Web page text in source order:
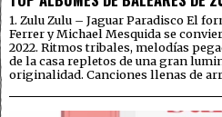
1. Zulu Zulu – Jaguar Paradisco El
Ferrer y Michael Mesquida se
2022. Ritmos tribales, melodías
de la casa repletos de una gran
originalidad. Canciones llenas de